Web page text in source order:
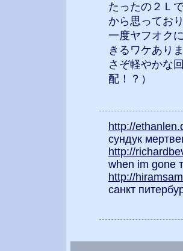
たったの２Ｌ
から思ってお
一度ヤフオク
きるワケあり
さぞ軽やかな
配！？）
http://
сундук
http://
when im gone
http://
санкт